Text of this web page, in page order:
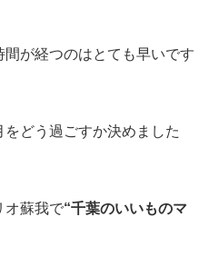
が経つのはとても早いです
どう過ごすか決めました
オ蘇我で“千葉のいいものマ